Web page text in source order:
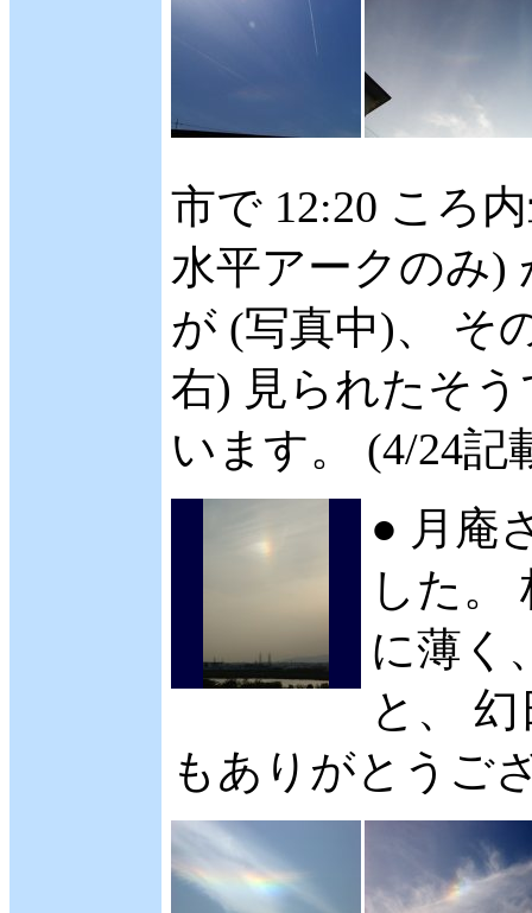
市で 12:20 ころ
水平アークのみ)
が (写真中)、 そ
右) 見られたそ
います。 (4/24記
● 月庵
した。
に薄く
と、
もありがとうご